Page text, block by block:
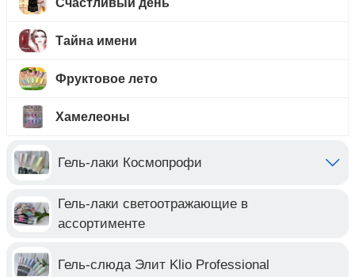
Тайна имени
Фруктовое лето
Хамелеоны
Гель-лаки Космопрофи
Гель-лаки светоотражающие в
ассортименте
Гель-слюда Элит Klio Professional